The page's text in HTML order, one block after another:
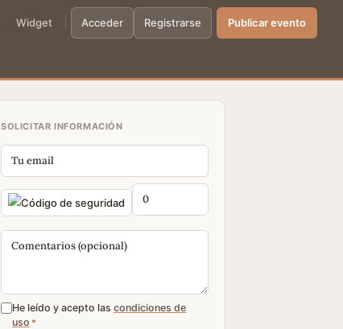
Widget Acceder Registrarse Publicar evento
SOLICITAR INFORMACIÓN
He leído y acepto las condiciones de
uso *